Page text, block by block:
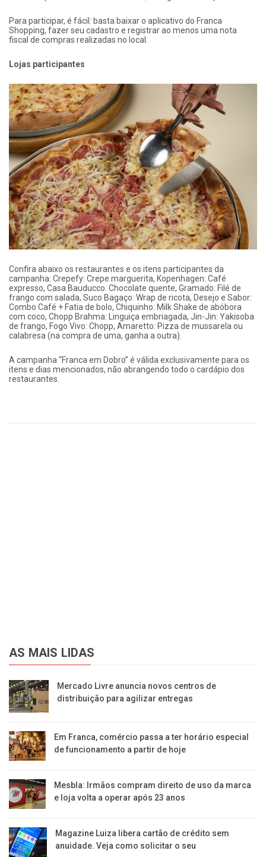
Para participar, é fácil: basta baixar o aplicativo do Franca
Shopping, fazer seu cadastro e registrar ao menos uma nota
fiscal de compras realizadas no local.
Lojas participantes
Confira abaixo os restaurantes e os itens participantes da
campanha: Crepefy: Crepe marguerita, Kopenhagen: Café
expresso, Casa Bauducco: Chocolate quente, Gramado: Filé de
frango com salada, Suco Bagaço: Wrap de ricota, Desejo e Sabor:
Combo Café + Fatia de bolo, Chiquinho: Milk Shake de abóbora
com coco, Chopp Brahma: Linguiça embriagada, Jin-Jin: Yakisoba
de frango, Fogo Vivo: Chopp, Amaretto: Pizza de mussarela ou
calabresa (na compra de uma, ganha a outra).
A campanha “Franca em Dobro” é válida exclusivamente para os
itens e dias mencionados, não abrangendo todo o cardápio dos
restaurantes.
AS MAIS LIDAS
Mercado Livre anuncia novos centros de
distribuição para agilizar entregas
Em Franca, comércio passa a ter horário especial
de funcionamento a partir de hoje
Mesbla: Irmãos compram direito de uso da marca
e loja volta a operar após 23 anos
Magazine Luiza libera cartão de crédito sem
anuidade. Veja como solicitar o seu